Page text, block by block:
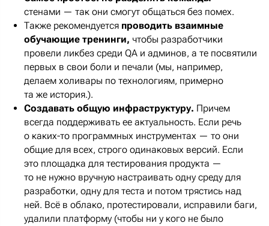
стенами — так они смогут общаться без помех.
Также рекомендуется проводить взаимные
обучающие тренинги, чтобы разработчики
провели ликбез среди QA и админов, а те посвятили
первых в свои боли и печали (мы, например,
делаем холивары по технологиям, примерно
та же история.).
Создавать общую инфраструктуру. Причем
всегда поддерживать ее актуальность. Если речь
о каких-то программных инструментах — то они
общие для всех, строго одинаковых версий. Если
это площадка для тестирования продукта —
то не нужно вручную настраивать одну среду для
разработки, одну для теста и потом трястись над
ней. Всё в облако, протестировали, исправили баги,
удалили платформу (чтобы ни у кого не было